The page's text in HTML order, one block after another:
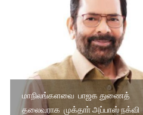
மாநிலங்களவை பாஜக துணைத்
தலைவராக முக்தாா் அப்பாஸ் நக்வி